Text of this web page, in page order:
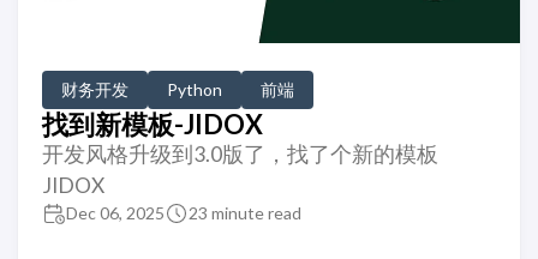
财务开发 Python 前端
找到新模板-JIDOX
开发风格升级到3.0版了，找了个新的模板
JIDOX
Dec 06, 2025 23 minute read